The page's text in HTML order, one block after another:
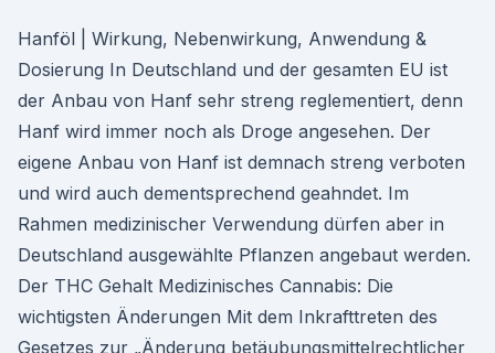
Hanföl | Wirkung, Nebenwirkung, Anwendung &
Dosierung In Deutschland und der gesamten EU ist
der Anbau von Hanf sehr streng reglementiert, denn
Hanf wird immer noch als Droge angesehen. Der
eigene Anbau von Hanf ist demnach streng verboten
und wird auch dementsprechend geahndet. Im
Rahmen medizinischer Verwendung dürfen aber in
Deutschland ausgewählte Pflanzen angebaut werden.
Der THC Gehalt Medizinisches Cannabis: Die
wichtigsten Änderungen Mit dem Inkrafttreten des
Gesetzes zur „Änderung betäubungsmittelrechtlicher